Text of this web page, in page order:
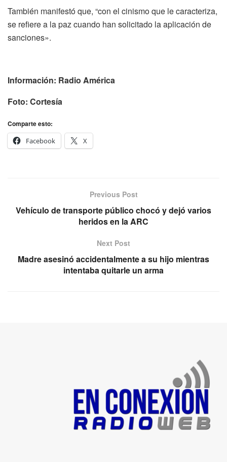
También manifestó que, “con el cinismo que le caracteriza,
se refiere a la paz cuando han solicitado la aplicación de
sanciones».
Información: Radio América
Foto: Cortesía
Comparte esto:
Facebook
X
Previous Post
Vehículo de transporte público chocó y dejó varios
heridos en la ARC
Next Post
Madre asesinó accidentalmente a su hijo mientras
intentaba quitarle un arma